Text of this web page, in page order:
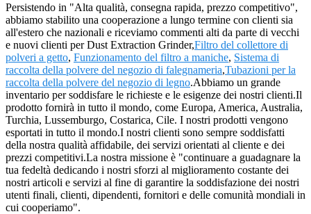
Persistendo in "Alta qualità, consegna rapida, prezzo competitivo",
abbiamo stabilito una cooperazione a lungo termine con clienti sia
all'estero che nazionali e riceviamo commenti alti da parte di vecchi
e nuovi clienti per Dust Extraction Grinder,Filtro del collettore di
polveri a getto, Funzionamento del filtro a maniche, Sistema di
raccolta della polvere del negozio di falegnameria,Tubazioni per la
raccolta della polvere del negozio di legno.Abbiamo un grande
inventario per soddisfare le richieste e le esigenze dei nostri clienti.Il
prodotto fornirà in tutto il mondo, come Europa, America, Australia,
Turchia, Lussemburgo, Costarica, Cile. I nostri prodotti vengono
esportati in tutto il mondo.I nostri clienti sono sempre soddisfatti
della nostra qualità affidabile, dei servizi orientati al cliente e dei
prezzi competitivi.La nostra missione è "continuare a guadagnare la
tua fedeltà dedicando i nostri sforzi al miglioramento costante dei
nostri articoli e servizi al fine di garantire la soddisfazione dei nostri
utenti finali, clienti, dipendenti, fornitori e delle comunità mondiali in
cui cooperiamo".